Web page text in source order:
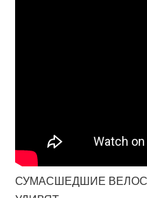
СУМАСШЕДШИЕ